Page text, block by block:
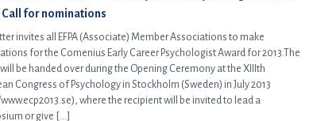
Call for nominations
invites all EFPA (Associate) Member Associations to make
for the Comenius Early Career Psychologist Award for 2013.The
be handed over during the Opening Ceremony at the XIIIth
Congress of Psychology in Stockholm (Sweden) in July 2013
where the recipient will be invited to lead a
or give […]